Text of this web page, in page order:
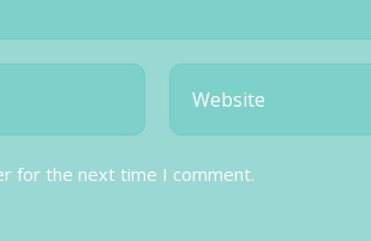
for the next time I comment.